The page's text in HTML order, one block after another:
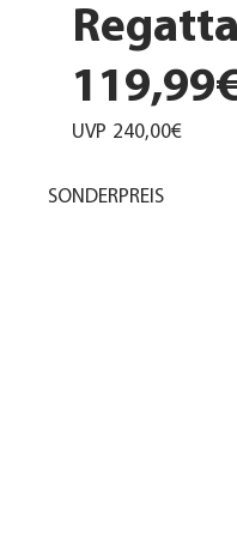
Regatta
UVP 240,00€
SONDERPREIS